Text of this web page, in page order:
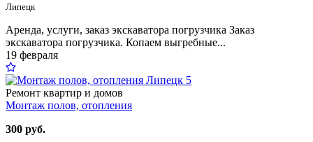
Липецк
Аренда, услуги, заказ экскаватора погрузчика Заказ
экскаватора погрузчика. Копаем выгребные...
19 февраля
5
Ремонт квартир и домов
Монтаж полов, отопления
300 руб.